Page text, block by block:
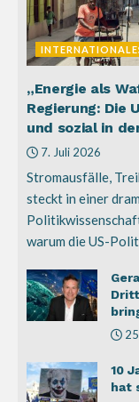
„Energie als
Regierung: Die
und sozial in
7. Juli 2026
Stromausfälle,
steckt in einer
warum die US-
10
hat